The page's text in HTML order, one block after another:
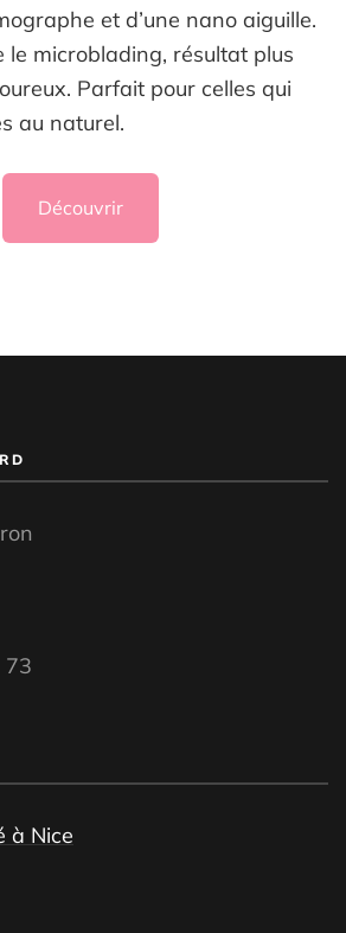
et d’une nano aiguille.
le microblading, résultat plus
Parfait pour celles qui
au naturel.
Découvrir
73
à Nice